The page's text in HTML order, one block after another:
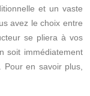
et un vaste
avez le choix entre
se pliera à vos
soit immédiatement
en savoir plus,